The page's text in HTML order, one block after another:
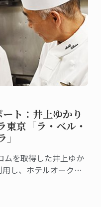
ト：井上ゆかり
東京「ラ・ベル・
ムを取得した井上ゆか
し、ホテルオークラ
現場研修を行いまし